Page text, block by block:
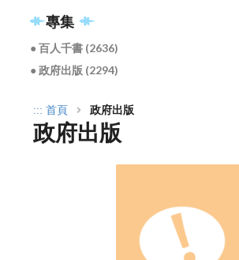
專集
● 百人千書 (2636)
● 政府出版 (2294)
::: 首頁 政府出版
政府出版